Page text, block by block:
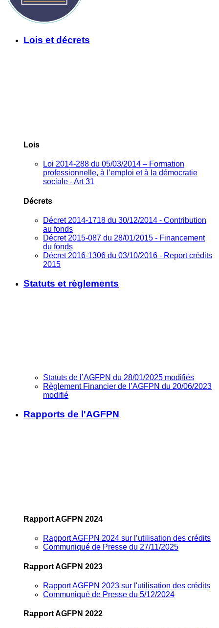
Lois et décrets
Lois
Loi 2014-288 du 05/03/2014 – Formation
professionnelle, à l’emploi et à la démocratie
sociale - Art 31
Décrets
Décret 2014-1718 du 30/12/2014 - Contribution
au fonds
Décret 2015-087 du 28/01/2015 - Financement
du fonds
Décret 2016-1306 du 03/10/2016 - Report crédits
2015
Statuts et règlements
Statuts de l’AGFPN du 28/01/2025 modifiés
Règlement Financier de l’AGFPN du 20/06/2023
modifié
Rapports de l'AGFPN
Rapport AGFPN 2024
Rapport AGFPN 2024 sur l’utilisation des crédits
Communiqué de Presse du 27/11/2025
Rapport AGFPN 2023
Rapport AGFPN 2023 sur l'utilisation des crédits
Communiqué de Presse du 5/12/2024
Rapport AGFPN 2022